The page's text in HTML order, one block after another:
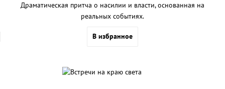
Драматическая притча о насилии и власти, основанная на
реальных событиях.
В избранное